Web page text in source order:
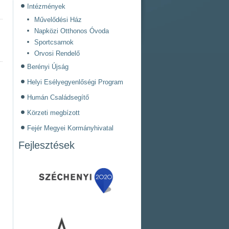
Intézmények
Művelődési Ház
Napközi Otthonos Óvoda
Sportcsarnok
Orvosi Rendelő
Berényi Újság
Helyi Esélyegyenlőségi Program
Humán Családsegítő
Körzeti megbízott
Fejér Megyei Kormányhivatal
Fejlesztések